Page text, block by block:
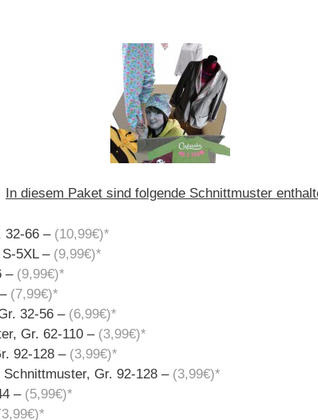
In diesem Paket sind folgende Schnittmuster
32-66 – (10,99€)*
5XL – (9,99€)*
–(9,99€)*
(7,99€)*
32-56 –(6,99€)*
Gr. 62-110 –(3,99€)*
92-128 –(3,99€)*
Gr. 92-128 –(3,99€)*
– (5,99€)*